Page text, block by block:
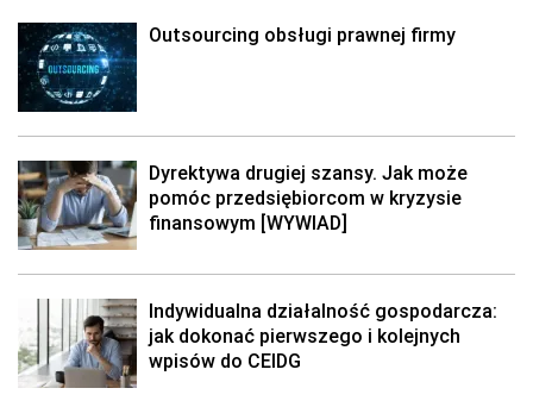
Outsourcing obsługi prawnej firmy
Dyrektywa drugiej szansy. Jak może
pomóc przedsiębiorcom w kryzysie
finansowym [WYWIAD]
Indywidualna działalność gospodarcza:
jak dokonać pierwszego i kolejnych
wpisów do CEIDG